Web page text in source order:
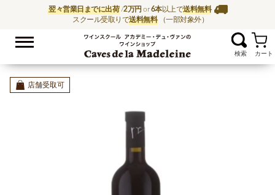
翌々営業日までに出荷/2万円 or6本以上で送料無料
スクール受取りで送料無料 （一部対象外）
ワイン通販ならワイ
お気に入
店舗受取可